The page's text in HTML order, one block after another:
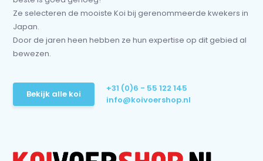
Ze selecteren de mooiste Koi bij gerenommeerde kwekers in
Japan.
Door de jaren heen hebben ze hun expertise op dit gebied al
bewezen.
Bekijk alle koi
+31 (0)6 - 55 122 145
info@koivoershop.nl